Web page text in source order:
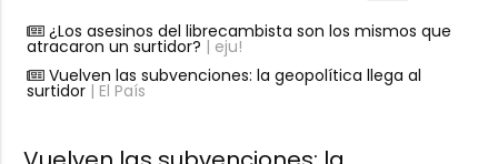
¿Los asesinos del librecambista son los mismos que
atracaron un surtidor? | eju!
Vuelven las subvenciones: la geopolítica llega al
surtidor| El País